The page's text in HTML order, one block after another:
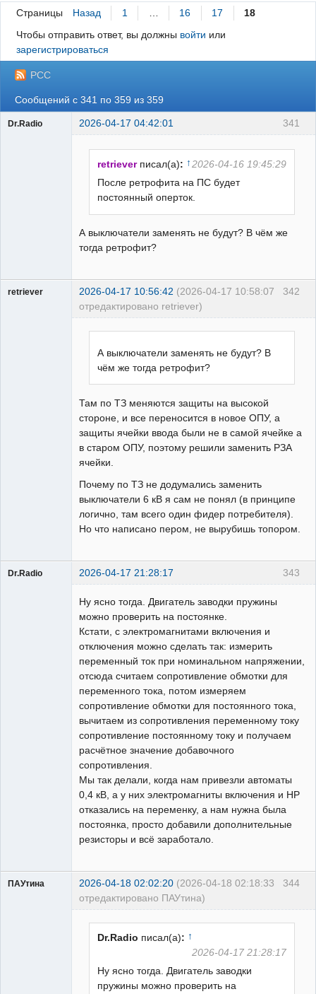
Страницы Назад 1 … 16 17
18
Чтобы отправить ответ, вы должны войти или
зарегистрироваться
РСС
Сообщений с 341 по 359 из 359
341
Dr.Radio 2026-04-17 04:42:01
retriever писал(а): ↑ 2026-04-16 19:45:29
После ретрофита на ПС будет
постоянный оперток.
А выключатели заменять не будут? В чём же
тогда ретрофит?
342
retriever 2026-04-17 10:56:42 (2026-04-17 10:58:07
отредактировано retriever)
А выключатели заменять не будут? В
чём же тогда ретрофит?
Там по ТЗ меняются защиты на высокой
стороне, и все переносится в новое ОПУ, а
защиты ячейки ввода были не в самой ячейке а
в старом ОПУ, поэтому решили заменить РЗА
ячейки.
Почему по ТЗ не додумались заменить
выключатели 6 кВ я сам не понял (в принципе
логично, там всего один фидер потребителя).
Но что написано пером, не вырубишь топором.
343
Dr.Radio 2026-04-17 21:28:17
Ну ясно тогда. Двигатель заводки пружины
можно проверить на постоянке.
Кстати, с электромагнитами включения и
отключения можно сделать так: измерить
переменный ток при номинальном напряжении,
отсюда считаем сопротивление обмотки для
переменного тока, потом измеряем
сопротивление обмотки для постоянного тока,
вычитаем из сопротивления переменному току
сопротивление постоянному току и получаем
расчётное значение добавочного
сопротивления.
Мы так делали, когда нам привезли автоматы
0,4 кВ, а у них электромагниты включения и НР
отказались на переменку, а нам нужна была
постоянка, просто добавили дополнительные
резисторы и всё заработало.
344
ПАУтина 2026-04-18 02:02:20 (2026-04-18 02:18:33
отредактировано ПАУтина)
Dr.Radio писал(а): ↑
2026-04-17 21:28:17
Ну ясно тогда. Двигатель заводки
пружины можно проверить на